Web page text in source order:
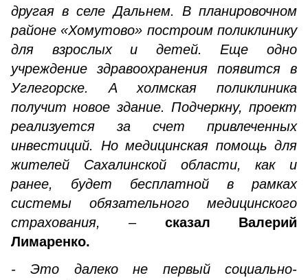
другая в селе Дальнем. В планировочном
районе «Хомутово» построим поликлинику
для взрослых и детей. Еще одно
учреждение здравоохранения появится в
Углегорске. А холмская поликлиника
получит новое здание. Подчеркну, проект
реализуется за счет привлеченных
инвестиций. Но медицинская помощь для
жителей Сахалинской области, как и
ранее, будет бесплатной в рамках
системы обязательного медицинского
страхования, –сказал Валерий
Лимаренко.
- Это далеко не первый социально-